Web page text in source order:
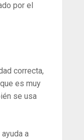
por el
correcta,
es muy
se usa
a